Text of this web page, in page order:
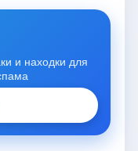
и находки для